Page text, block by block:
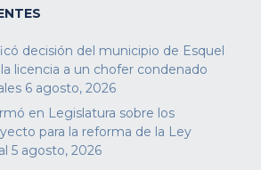
decisión del municipio de Esquel
licencia a un chofer condenado
6 agosto, 2026
en Legislatura sobre los
para la reforma de la Ley
5 agosto, 2026